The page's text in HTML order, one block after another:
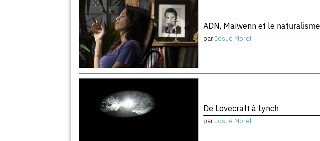
ADN, Maïwenn et le naturalisme
parJosué Morel
De Lovecraft à Lynch
parJosué Morel